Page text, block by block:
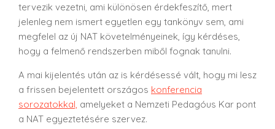
tervezik vezetni, ami különösen érdekfeszítő, mert
jelenleg nem ismert egyetlen egy tankönyv sem, ami
megfelel az új NAT követelményeinek, így kérdéses,
hogy a felmenő rendszerben miből fognak tanulni.
A mai kijelentés után az is kérdésessé vált, hogy mi lesz
a frissen bejelentett országos konferencia
sorozatokkal, amelyeket a Nemzeti Pedagóus Kar pont
a NAT egyeztetésére szervez.